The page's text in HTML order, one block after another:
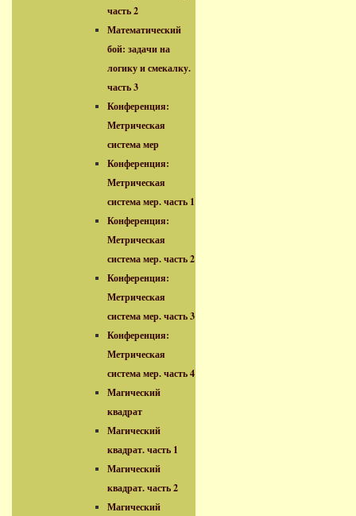
часть 2
Математический
бой: задачи на
логику и смекалку.
часть 3
Конференция:
Метрическая
система мер
Конференция:
Метрическая
система мер. часть 1
Конференция:
Метрическая
система мер. часть 2
Конференция:
Метрическая
система мер. часть 3
Конференция:
Метрическая
система мер. часть 4
Магический
квадрат
Магический
квадрат. часть 1
Магический
квадрат. часть 2
Магический